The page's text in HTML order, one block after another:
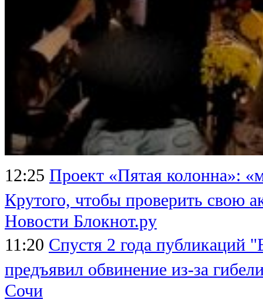
12:25 Проект «Пятая колонна»:
Крутого, чтобы проверить свою
Новости Блокнот.ру
11:20 Спустя 2 года публикаций
предъявил обвинение из-за
Сочи